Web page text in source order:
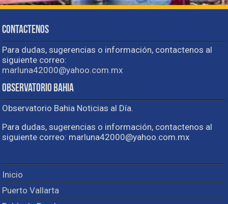
Contactenos
Para dudas, sugerencias o información, contactenos al
siguiente correo:
marluna42000@yahoo.com.mx
Observatorio Bahia
Observatorio Bahia Noticias al Día.
Para dudas, sugerencias o información, contactenos al
siguiente correo: marluna42000@yahoo.com.mx
Inicio
Puerto Vallarta